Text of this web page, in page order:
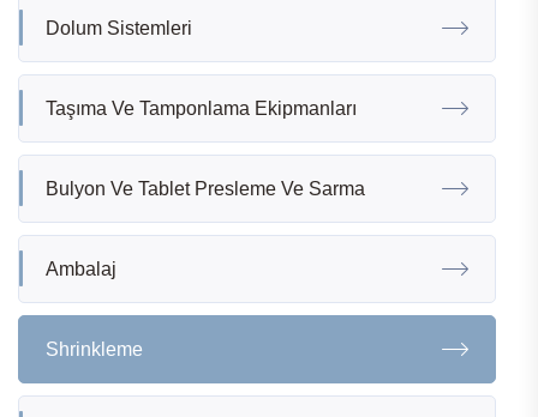
Dolum Sistemleri
Taşıma Ve Tamponlama Ekipmanları
Bulyon Ve Tablet Presleme Ve Sarma
Ambalaj
Shrinkleme